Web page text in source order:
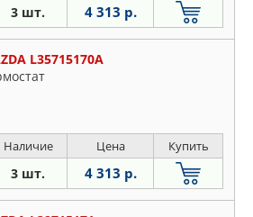
3 шт. 4 313 р.
L35715170A
Наличие Цена Купить
3 шт. 4 313 р.